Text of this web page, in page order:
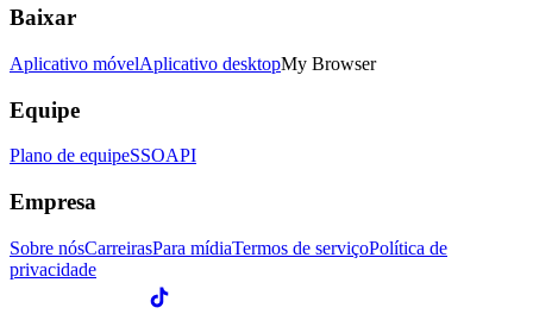
Baixar
Aplicativo móvelAplicativo desktopMy Browser
Equipe
Plano de equipeSSOAPI
Empresa
Sobre nósCarreirasPara mídiaTermos de serviçoPolítica de
privacidade